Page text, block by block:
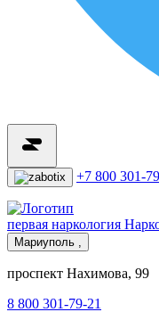
+7 800 301-
первая наркология
Мариуполь ,
проспект Нахимова, 99
8 800 301-79-21